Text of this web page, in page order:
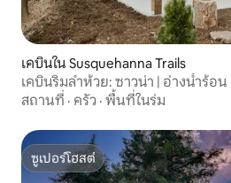
เคบินใน Susquehanna Trails
เคบินริมลำห้วย: ซาวน่า | อ่างน้ำร้อ
สถานที่ · ครัว · พื้นที่ในร่ม
ซูเปอร์โฮสต์
ซูเปอร์โฮสต์